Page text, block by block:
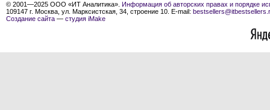
© 2001—2025 ООО «ИТ Аналитика». Информация об авторских правах и порядке
109147 г. Москва, ул. Марксистская, 34, строение 10. E-mail:
Создание сайта — студия iMake